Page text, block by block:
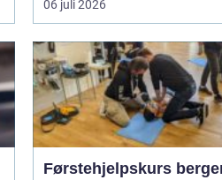
06 juli 2026
Førstehjelpskurs